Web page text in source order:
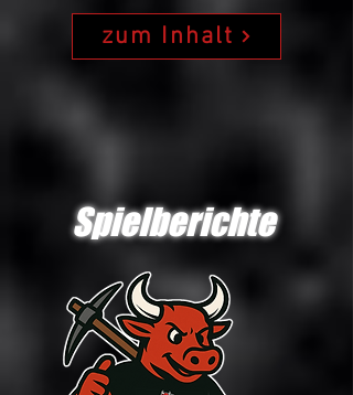
zum Inhalt
Spielberichte